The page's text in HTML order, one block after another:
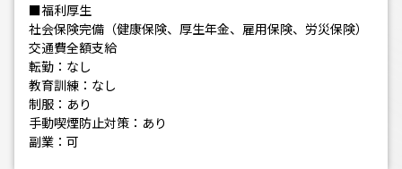
■福利厚生
社会保険完備（健康保険、厚生年金、雇用保険、労災保険）
交通費全額支給
転勤：なし
教育訓練：なし
制服：あり
手動喫煙防止対策：あり
副業：可